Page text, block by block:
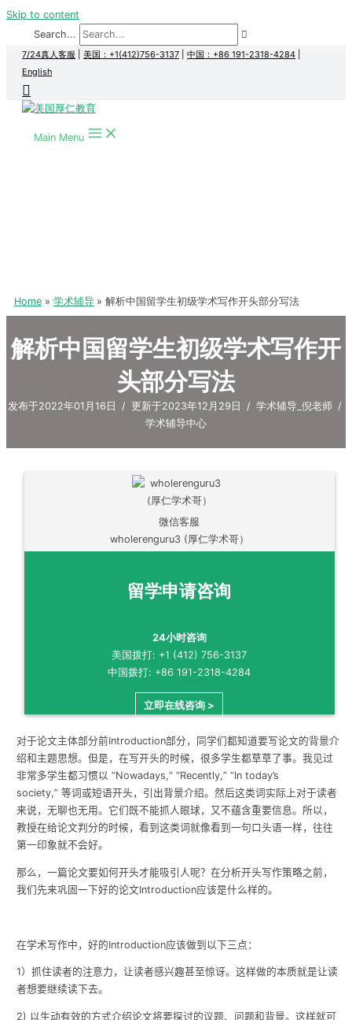
Skip to content
Search...
7/24真人客服 美国：+1(412)756-3137 中国：+86 191-2318-4284
English
Main Menu
Home 学术辅导 解析中国留学生初级学术写作开头部分写法
解析中国留学生初级学术写作开
头部分写法
发布于2022年01月16日 / 更新于2023年12月29日 / 学术辅导_倪老师 /
学术辅导中心
微信客服
wholerenguru3 (厚仁学术哥）
留学申请咨询
24小时咨询
美国拨打: +1 (412) 756-3137
中国拨打: +86 191-2318-4284
立即在线咨询 >
对于论文主体部分前Introduction部分，同学们都知道要写论文的背景介
绍和主题思想。但是，在写开头的时候，很多学生都草草了事。我见过
非常多学生都习惯以 “Nowadays,” “Recently,” “In today’s
society,” 等词或短语开头，引出背景介绍。然后这类词实际上对于读者
来说，无聊也无用。它们既不能抓人眼球，又不蕴含重要信息。所以，
教授在给论文判分的时候，看到这类词就像看到一句口头语一样，往往
第一印象就不会好。
那么，一篇论文要如何开头才能吸引人呢？在分析开头写作策略之前，
我们先来巩固一下好的论文Introduction应该是什么样的。
在学术写作中，好的Introduction应该做到以下三点：
1）抓住读者的注意力，让读者感兴趣甚至惊讶。这样做的本质就是让读
者想要继续读下去。
2) 以生动有效的方式介绍论文将要探讨的议题、问题和背景。这样就可